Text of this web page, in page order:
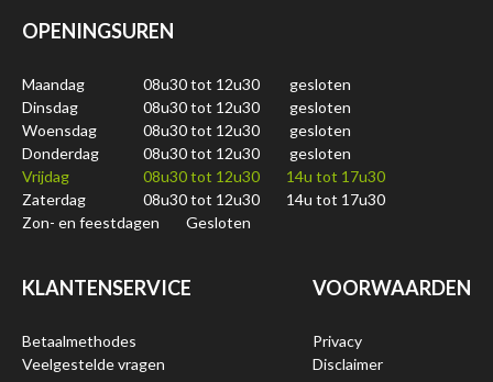
OPENINGSUREN
Maandag 08u30 tot 12u30
gesloten
Dinsdag
08u30 tot 12u30
gesloten
Woensdag
08u30 tot 12u30
gesloten
Donderdag
08u30 tot 12u30
gesloten
Vrijdag
08u30 tot 12u30
14u tot 17u30
Zaterdag
08u30 tot 12u30
14u tot 17u30
Zon- en feestdagen
Gesloten
KLANTENSERVICE
Betaalmethodes
Veelgestelde vragen
VOORWAARDEN
Privacy
Disclaimer